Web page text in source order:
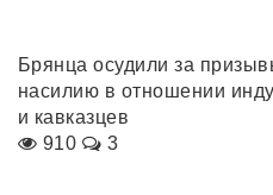
Брянца осудили за
насилию в отношении
и кавказцев
910
3